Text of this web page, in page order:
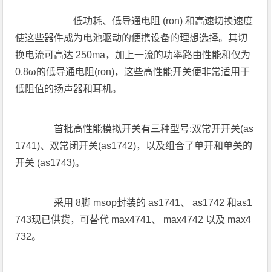
低功耗、低导通电阻 (ron) 和高速切换速度
使这些器件成为电池驱动的便携设备的理想选择。其切
换电流可高达 250ma，加上一流的功率路由性能和仅为
0.8ω的低导通电阻(ron)，这些高性能开关便非常适用于
低阻值的扬声器和耳机。
首批高性能模拟开关有三种型号:双常开开关(as
1741)、双常闭开关(as1742)，以及组合了单开和单关的
开关 (as1743)。
采用 8脚 msop封装的 as1741、 as1742 和as1
743现已供货，可替代 max4741、 max4742 以及 max4
732。